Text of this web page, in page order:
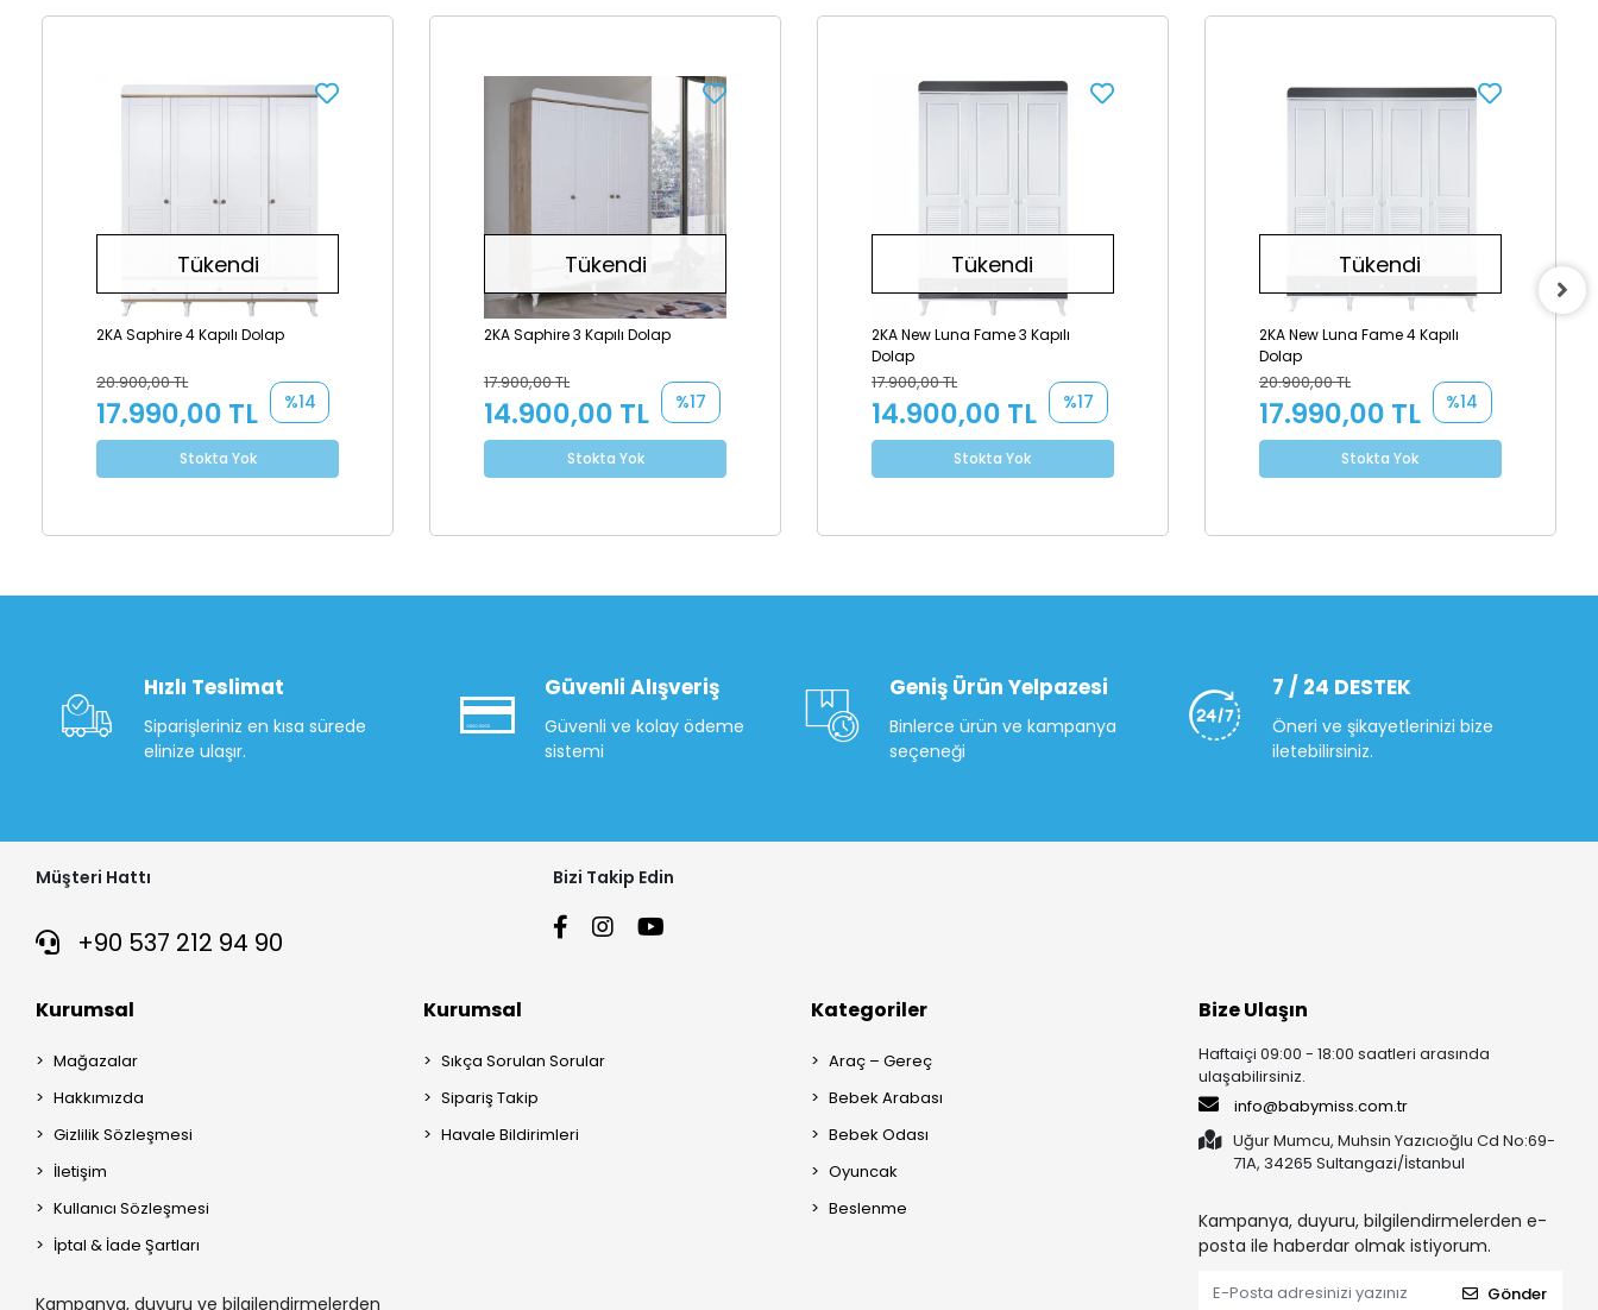
Tükendi
2KA Saphire 4 Kapılı Dolap
20.900,00 TL
17.990,00 TL %14
Stokta Yok
Tükendi
2KA Saphire 3 Kapılı Dolap
17.900,00 TL
14.900,00 TL %17
Stokta Yok
Tükendi
2KA New Luna Fame 3 Kapılı
Dolap
17.900,00 TL
14.900,00 TL %17
Stokta Yok
Tükendi
2KA New Luna Fame 4 Kapılı
Dolap
20.900,00 TL
17.990,00 TL %14
Stokta Yok
Hızlı Teslimat
Siparişleriniz en kısa sürede
elinize ulaşır.
Güvenli Alışveriş
Güvenli ve kolay ödeme
sistemi
Geniş Ürün Yelpazesi
Binlerce ürün ve kampanya
seçeneği
7 / 24 DESTEK
Öneri ve şikayetlerinizi bize
iletebilirsiniz.
Müşteri Hattı
+90 537 212 94 90
Bizi Takip Edin
Kurumsal
Mağazalar
Hakkımızda
Gizlilik Sözleşmesi
İletişim
Kullanıcı Sözleşmesi
İptal & İade Şartları
Kampanya, duyuru ve bilgilendirmelerden
Kurumsal
Sıkça Sorulan Sorular
Sipariş Takip
Havale Bildirimleri
Kategoriler
Araç – Gereç
Bebek Arabası
Bebek Odası
Oyuncak
Beslenme
Bize Ulaşın
Haftaiçi 09:00 - 18:00 saatleri arasında
ulaşabilirsiniz.
info@babymiss.com.tr
Uğur Mumcu, Muhsin Yazıcıoğlu Cd No:69-
71A, 34265 Sultangazi/İstanbul
Kampanya, duyuru, bilgilendirmelerden e-
posta ile haberdar olmak istiyorum.
Gönder